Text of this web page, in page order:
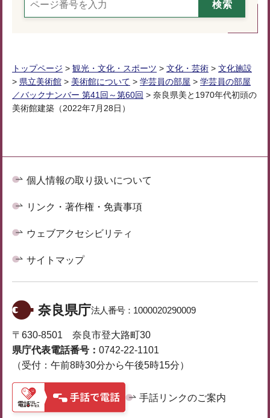
トップページ > 観光・文化・スポーツ > 文化・芸術 > 文化施設
> 県立美術館 > 美術館について > 学芸員の部屋 > 学芸員の部屋
／バックナンバー 第41回～第60回 > 奈良県美と1970年代初頭の
美術館建築（2022年7月28日）
個人情報の取り扱いについて
リンク・著作権・免責事項
ウェブアクセシビリティ
サイトマップ
奈良県庁法人番号： 1000020290009
〒630-8501 奈良市登大路町30
県庁代表電話番号： 0742-22-1101
（受付：午前8時30分から午後5時15分）
手話リンクのご案内